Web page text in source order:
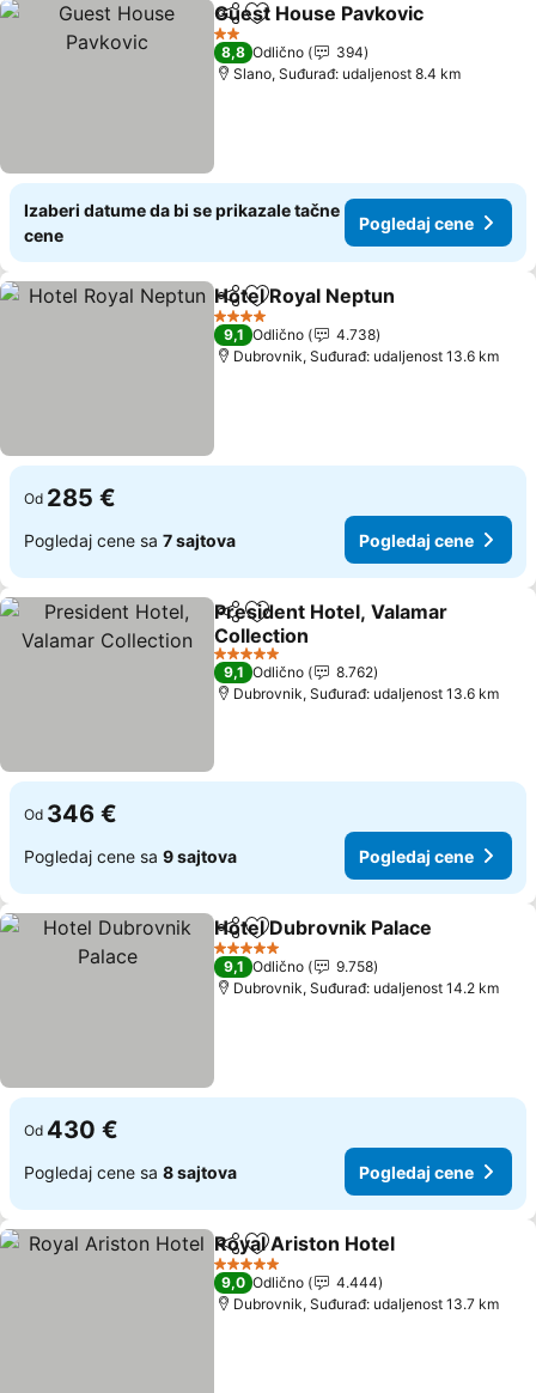
Deli Dodati u favorite
Guest House Pavkovic
2 Zvezdice
8,8 Odlično
394
Slano, Suđurađ: udaljenost 8.4 km
Izaberi datume da bi se prikazale tačne
cene
Pogledaj cene
Deli Dodati u favorite
Hotel Royal Neptun
4 Zvezdice
9,1 Odlično
4.738
Dubrovnik, Suđurađ: udaljenost 13.6 km
Od 285 €
Pogledaj cene sa 7 sajtova Pogledaj cene
Deli Dodati u favorite
President Hotel, Valamar
Collection
Pogledaj cene
5 Zvezdice
9,1 Odlično
8.762
Dubrovnik, Suđurađ: udaljenost 13.6 km
Od 346 €
Pogledaj cene sa 9 sajtova Pogledaj cene
Deli Dodati u favorite
Hotel Dubrovnik Palace
5 Zvezdice
9,1 Odlično
9.758
Dubrovnik, Suđurađ: udaljenost 14.2 km
Od 430 €
Pogledaj cene sa 8 sajtova Pogledaj cene
Deli Dodati u favorite
Royal Ariston Hotel
5 Zvezdice
9,0 Odlično
4.444
Dubrovnik, Suđurađ: udaljenost 13.7 km